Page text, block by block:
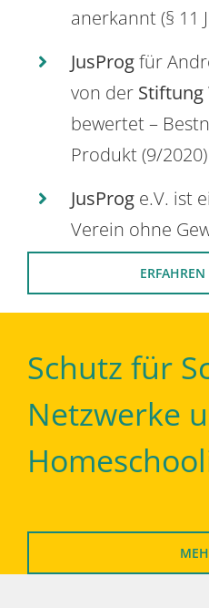
anerkannt (§ 11
JusProgfür
von der Stiftung
bewertet –
Produkt (9/2020)
JusProg e.V. ist
Verein ohne
Schutz für
Netzwerke